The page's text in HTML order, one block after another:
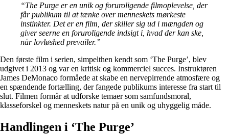
“The Purge er en unik og foruroligende filmoplevelse, der
får publikum til at tænke over menneskets mørkeste
instinkter. Det er en film, der skiller sig ud i mængden og
giver seerne en foruroligende indsigt i, hvad der kan ske,
når lovløshed prevailer.”
Den første film i serien, simpelthen kendt som ‘The Purge’, blev
udgivet i 2013 og var en kritisk og kommerciel succes. Instruktøren
James DeMonaco formåede at skabe en nervepirrende atmosfære og
en spændende fortælling, der fangede publikums interesse fra start til
slut. Filmen formår at udforske temaer som samfundsmoral,
klasseforskel og menneskets natur på en unik og uhyggelig måde.
Handlingen i ‘The Purge’